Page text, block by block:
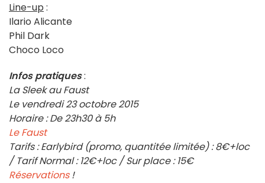
Line-up :
Ilario Alicante
Phil Dark
Choco Loco
Infos pratiques:
La Sleek au Faust
Le vendredi 23 octobre 2015
Horaire : De 23h30 à 5h
Le Faust
Tarifs : Earlybird (promo, quantitée limitée) : 8€+loc
/ Tarif Normal : 12€+loc / Sur place : 15€
Réservations!